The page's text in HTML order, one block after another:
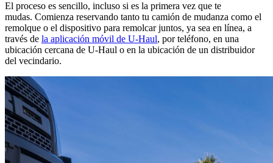
El proceso es sencillo, incluso si es la primera vez que te
mudas. Comienza reservando tanto tu camión de mudanza como el
remolque o el dispositivo para remolcar juntos, ya sea en línea, a
través de la aplicación móvil de U-Haul, por teléfono, en una
ubicación cercana de U-Haul o en la ubicación de un distribuidor
del vecindario.